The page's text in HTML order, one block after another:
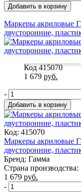
Добавить в корзину
Маркеры акриловые
двусторонние,
Код 415070
1 679 руб.
-
Добавить в корзину
Код: 415070
Маркеры акриловые
двусторонние,
Бренд: Гамма
Страна
1 679 руб.
-